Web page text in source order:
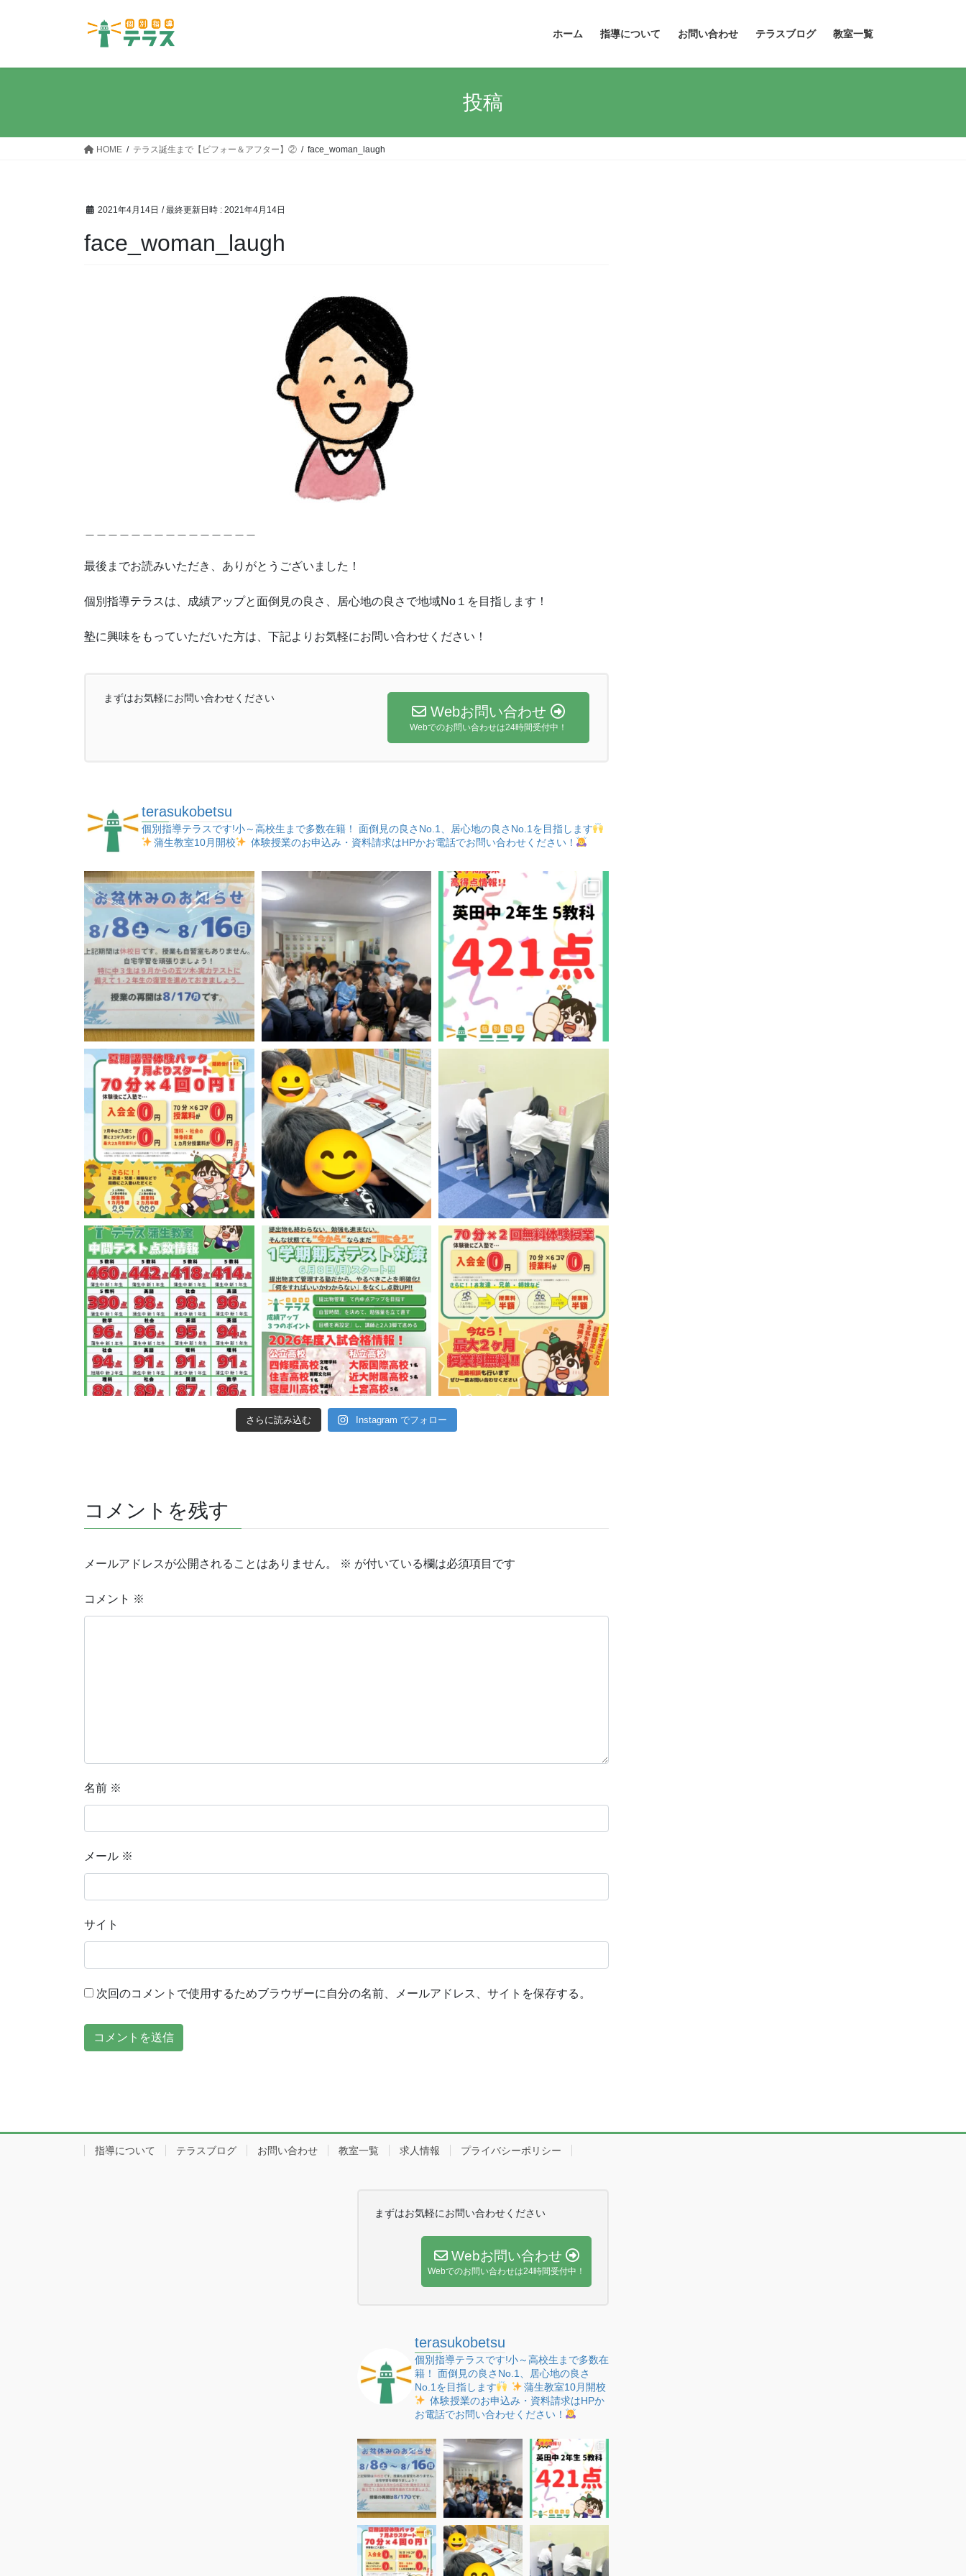
ホーム 指導について お問い合わせ テラスブログ 教室一覧
投稿
HOME テラス誕生まで【ビフォー＆アフター】② face_woman_laugh
2021年4月14日 / 最終更新日時 : 2021年4月14日
face_woman_laugh
最後までお読みいただき、ありがとうございました！
個別指導テラスは、成績アップと面倒見の良さ、居心地の良さで地域No１を目指します！
塾に興味をもっていただいた方は、下記よりお気軽にお問い合わせください！
まずはお気軽にお問い合わせください
Webお問い合わせ
Webでのお問い合わせは24時間受付中！
terasukobetsu
個別指導テラスです!小～高校生まで多数在籍！
面倒見の良さNo.1、居心地の良さNo.1を目指します
蒲生教室10月開校
体験授業のお申込み・資料請求はHPかお電話でお問い合わせください！
さらに読み込む Instagram でフォロー
コメントを残す
メールアドレスが公開されることはありません。 ※ が付いている欄は必須項目です
コメント ※
名前 ※
メール ※
サイト
次回のコメントで使用するためブラウザーに自分の名前、メールアドレス、サイトを保存する。
指導について テラスブログ お問い合わせ 教室一覧 求人情報 プライバシーポリシー
まずはお気軽にお問い合わせください
Webお問い合わせ
Webでのお問い合わせは24時間受付中！
terasukobetsu
個別指導テラスです!小～高校生まで多数在
籍！
面倒見の良さNo.1、居心地の良さ
No.1を目指します
蒲生教室10月開校
体験授業のお申込み・資料請求はHPか
お電話でお問い合わせください！